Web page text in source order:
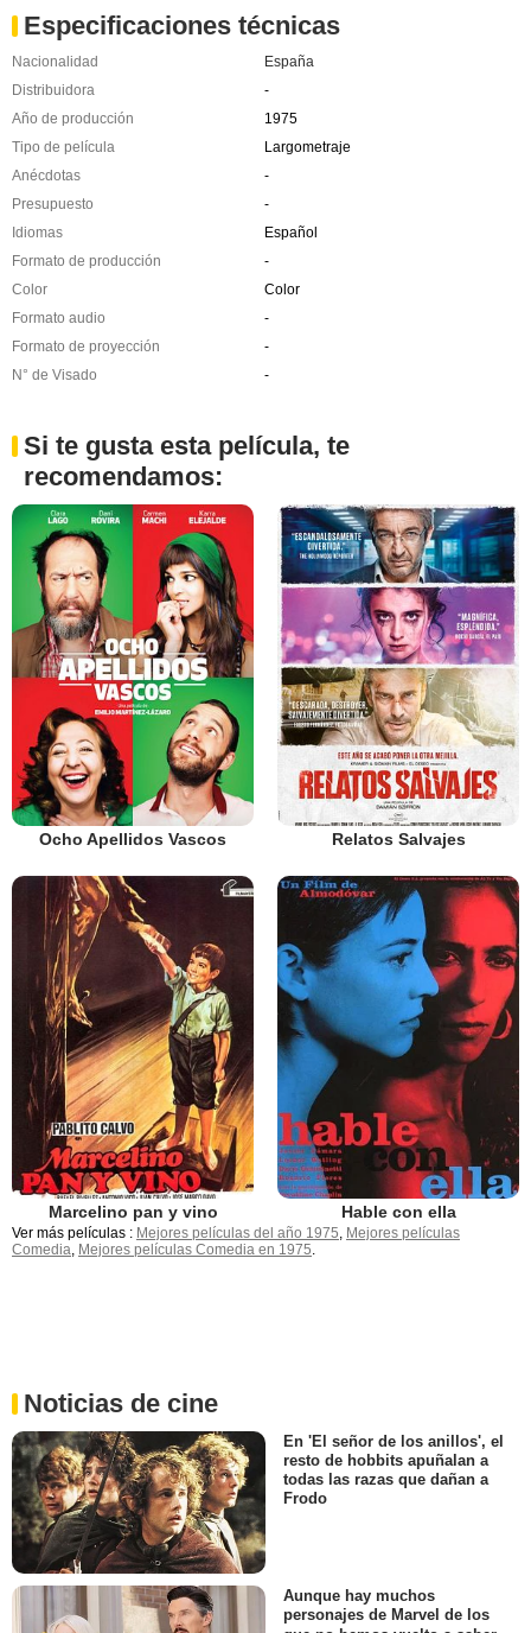
Especificaciones técnicas
Nacionalidad
España
Distribuidora
-
Año de producción
1975
Tipo de película
Largometraje
Anécdotas
-
Presupuesto
-
Idiomas
Español
Formato de producción
-
Color
Color
Formato audio
-
Formato de proyección
-
N° de Visado
-
Si te gusta esta película, te
recomendamos:
Ocho Apellidos Vascos Relatos Salvajes
Marcelino pan y vino Hable con ella
Ver más películas : Mejores películas del año 1975, Mejores películas
Comedia, Mejores películas Comedia en 1975.
Noticias de cine
En 'El señor de los anillos', el
resto de hobbits apuñalan a
todas las razas que dañan a
Frodo
Aunque hay muchos
personajes de Marvel de los